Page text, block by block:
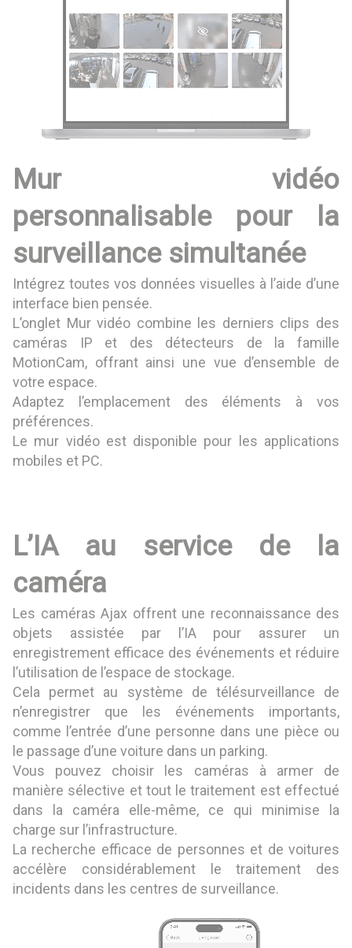
Mur vidéo
personnalisable pour la
surveillance simultanée
Intégrez toutes vos données visuelles à l’aide d’une
interface bien pensée.
L’onglet Mur vidéo combine les derniers clips des
caméras IP et des détecteurs de la famille
MotionCam, offrant ainsi une vue d’ensemble de
votre espace.
Adaptez l’emplacement des éléments à vos
préférences.
Le mur vidéo est disponible pour les applications
mobiles et PC.
L’IA au service de la
caméra
Les caméras Ajax offrent une reconnaissance des
objets assistée par l’IA pour assurer un
enregistrement efficace des événements et réduire
l’utilisation de l’espace de stockage.
Cela permet au système de télésurveillance de
n’enregistrer que les événements importants,
comme l’entrée d’une personne dans une pièce ou
le passage d’une voiture dans un parking.
Vous pouvez choisir les caméras à armer de
manière sélective et tout le traitement est effectué
dans la caméra elle-même, ce qui minimise la
charge sur l’infrastructure.
La recherche efficace de personnes et de voitures
accélère considérablement le traitement des
incidents dans les centres de surveillance.